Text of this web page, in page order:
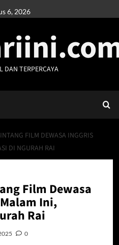
6, 2026
DAN TERPERCAYA
FILM DEWASA INGGRIS
DI NGURAH RAI
Film Dewasa
Ini,
Rai
0